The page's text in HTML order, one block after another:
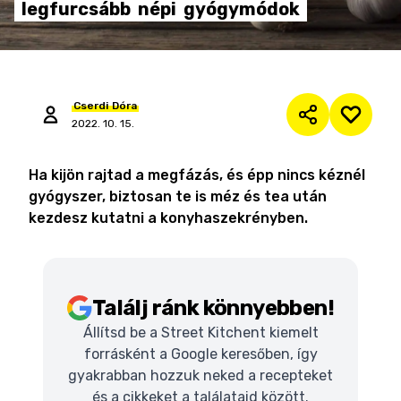
legfurcsább népi gyógymódok
Cserdi Dóra
2022. 10. 15.
Ha kijön rajtad a megfázás, és épp nincs kéznél
gyógyszer, biztosan te is méz és tea után
kezdesz kutatni a konyhaszekrényben.
Találj ránk könnyebben!
Állítsd be a Street Kitchent kiemelt
forrásként a Google keresőben, így
gyakrabban hozzuk neked a recepteket
és a cikkeket a találataid között.